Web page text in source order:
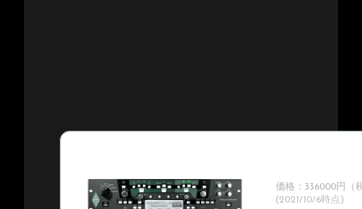
価格：336000円（
(2021/10/6時点)